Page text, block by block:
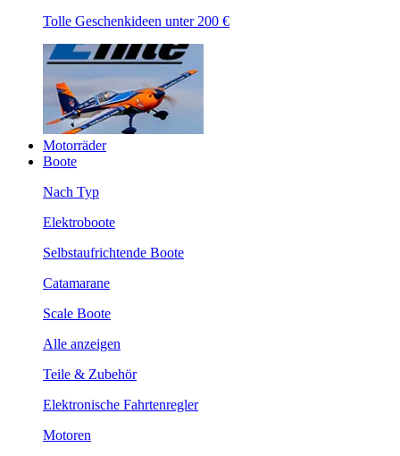
Tolle Geschenkideen unter 200 €
Motorräder
Boote
Nach Typ
Elektroboote
Selbstaufrichtende Boote
Catamarane
Scale Boote
Alle anzeigen
Teile & Zubehör
Elektronische Fahrtenregler
Motoren